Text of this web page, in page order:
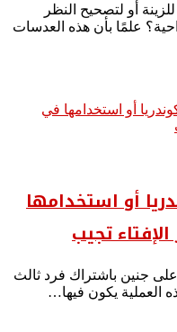
أو لتصحيح النظر
علمًا بأن هذه العدسات
أو استخدامها
تجيب
جنين باشتراك فرد ثالث